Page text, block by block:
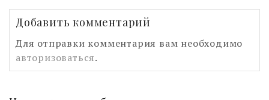
Добавить комментарий
Для отправки комментария вам необходимо
авторизоваться.